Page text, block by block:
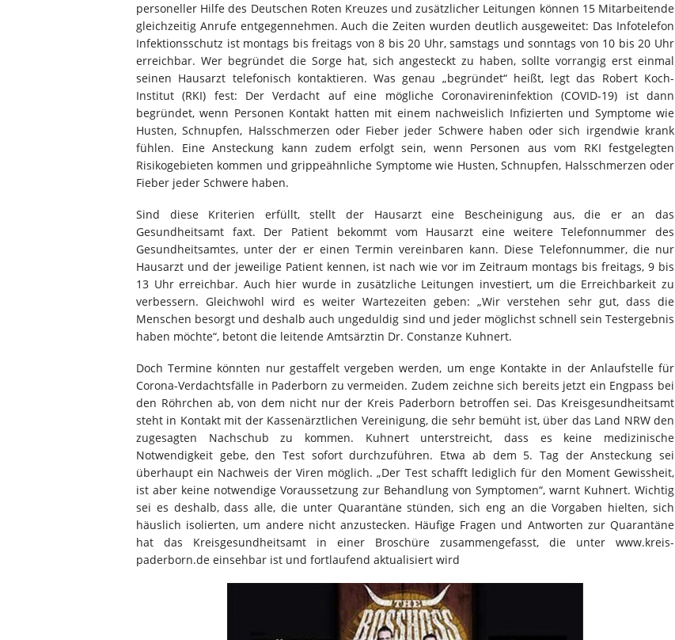
personeller Hilfe des Deutschen Roten Kreuzes und zusätzlicher Leitungen können 15 Mitarbeitende
gleichzeitig Anrufe entgegennehmen. Auch die Zeiten wurden deutlich ausgeweitet: Das Infotelefon
Infektionsschutz ist montags bis freitags von 8 bis 20 Uhr, samstags und sonntags von 10 bis 20 Uhr
erreichbar. Wer begründet die Sorge hat, sich angesteckt zu haben, sollte vorrangig erst einmal
seinen Hausarzt telefonisch kontaktieren. Was genau „begründet“ heißt, legt das Robert Koch-
Institut (RKI) fest: Der Verdacht auf eine mögliche Coronavireninfektion (COVID-19) ist dann
begründet, wenn Personen Kontakt hatten mit einem nachweislich Infizierten und Symptome wie
Husten, Schnupfen, Halsschmerzen oder Fieber jeder Schwere haben oder sich irgendwie krank
fühlen. Eine Ansteckung kann zudem erfolgt sein, wenn Personen aus vom RKI festgelegten
Risikogebieten kommen und grippeähnliche Symptome wie Husten, Schnupfen, Halsschmerzen oder
Fieber jeder Schwere haben.
Sind diese Kriterien erfüllt, stellt der Hausarzt eine Bescheinigung aus, die er an das
Gesundheitsamt faxt. Der Patient bekommt vom Hausarzt eine weitere Telefonnummer des
Gesundheitsamtes, unter der er einen Termin vereinbaren kann. Diese Telefonnummer, die nur
Hausarzt und der jeweilige Patient kennen, ist nach wie vor im Zeitraum montags bis freitags, 9 bis
13 Uhr erreichbar. Auch hier wurde in zusätzliche Leitungen investiert, um die Erreichbarkeit zu
verbessern. Gleichwohl wird es weiter Wartezeiten geben: „Wir verstehen sehr gut, dass die
Menschen besorgt und deshalb auch ungeduldig sind und jeder möglichst schnell sein Testergebnis
haben möchte“, betont die leitende Amtsärztin Dr. Constanze Kuhnert.
Doch Termine könnten nur gestaffelt vergeben werden, um enge Kontakte in der Anlaufstelle für
Corona-Verdachtsfälle in Paderborn zu vermeiden. Zudem zeichne sich bereits jetzt ein Engpass bei
den Röhrchen ab, von dem nicht nur der Kreis Paderborn betroffen sei. Das Kreisgesundheitsamt
steht in Kontakt mit der Kassenärztlichen Vereinigung, die sehr bemüht ist, über das Land NRW den
zugesagten Nachschub zu kommen. Kuhnert unterstreicht, dass es keine medizinische
Notwendigkeit gebe, den Test sofort durchzuführen. Etwa ab dem 5. Tag der Ansteckung sei
überhaupt ein Nachweis der Viren möglich. „Der Test schafft lediglich für den Moment Gewissheit,
ist aber keine notwendige Voraussetzung zur Behandlung von Symptomen“, warnt Kuhnert. Wichtig
sei es deshalb, dass alle, die unter Quarantäne stünden, sich eng an die Vorgaben hielten, sich
häuslich isolierten, um andere nicht anzustecken. Häufige Fragen und Antworten zur Quarantäne
hat das Kreisgesundheitsamt in einer Broschüre zusammengefasst, die unter www.kreis-
paderborn.de einsehbar ist und fortlaufend aktualisiert wird